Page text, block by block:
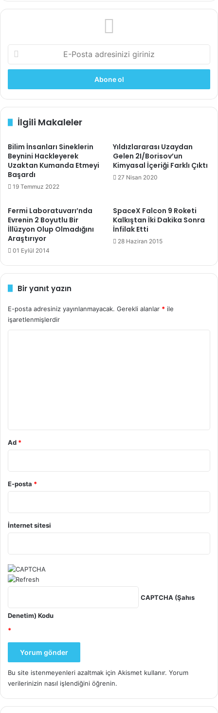
subsurface-ponds-martian-polar-ice-caps
E-
Posta
adresinizi
İlgili Makaleler
Bilim İnsanları Sineklerin
Beynini Hackleyerek
Uzaktan Kumanda Etmeyi
Başardı
19 Temmuz 2022
Yıldızlararası Uzaydan
Gelen 2I/Borisov’un
Kimyasal İçeriği Farklı Çıktı
27 Nisan 2020
Fermi Laboratuvarı’nda
Evrenin 2 Boyutlu Bir
İllüzyon Olup Olmadığını
Araştırıyor
01 Eylül 2014
SpaceX Falcon 9 Roketi
Kalkıştan İki Dakika Sonra
İnfilak Etti
28 Haziran 2015
Bir yanıt yazın
E-posta adresiniz yayınlanmayacak. Gerekli alanlar * ile
işaretlenmişlerdir
Ad *
E-posta *
İnternet sitesi
CAPTCHA (Şahıs
Denetim) Kodu
*
Bu site istenmeyenleri azaltmak için Akismet kullanır. Yorum
verilerinizin nasıl işlendiğini öğrenin.